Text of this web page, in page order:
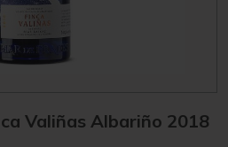
Valiñas Albariño 2018